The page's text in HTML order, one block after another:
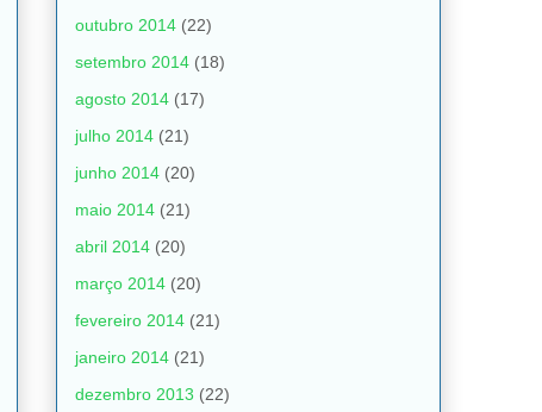
outubro 2014(22)
setembro 2014(18)
agosto 2014(17)
julho 2014(21)
junho 2014(20)
maio 2014(21)
abril 2014(20)
março 2014(20)
fevereiro 2014(21)
janeiro 2014(21)
dezembro 2013 (22)